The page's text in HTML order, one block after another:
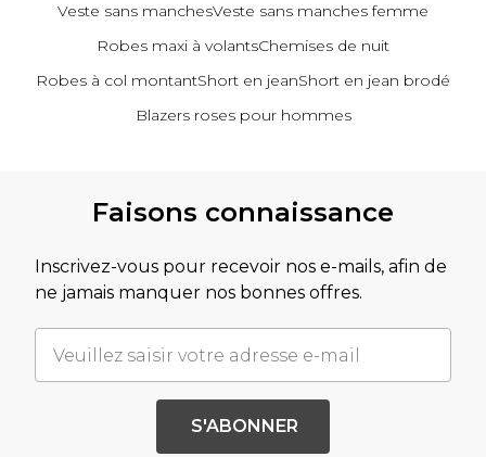
Veste sans manchesVeste sans manches femme
Robes maxi à volantsChemises de nuit
Robes à col montantShort en jeanShort en jean brodé
Blazers roses pour hommes
Faisons connaissance
Inscrivez-vous pour recevoir nos e-mails, afin de
ne jamais manquer nos bonnes offres.
S'ABONNER